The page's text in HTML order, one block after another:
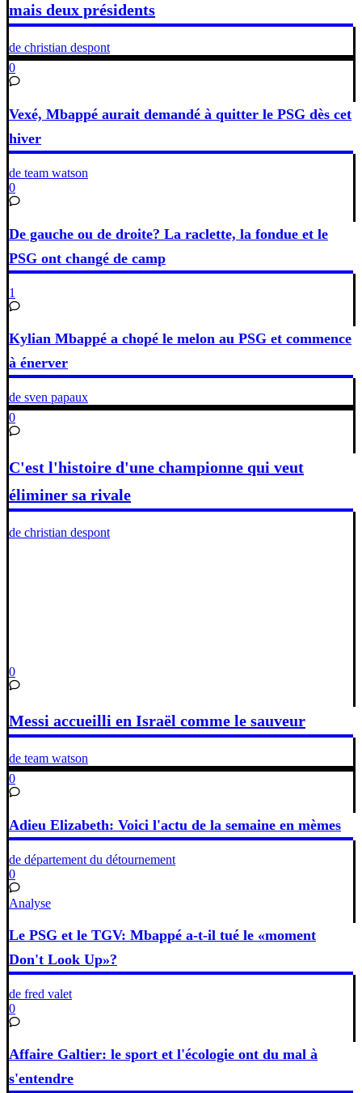
mais deux présidents
de christian despont
0
Vexé, Mbappé aurait demandé à quitter le PSG dès cet
hiver
de team watson
0
De gauche ou de droite? La raclette, la fondue et le
PSG ont changé de camp
1
Kylian Mbappé a chopé le melon au PSG et commence
à énerver
de sven papaux
0
C'est l'histoire d'une championne qui veut
éliminer sa rivale
de christian despont
0
Messi accueilli en Israël comme le sauveur
de team watson
0
Adieu Elizabeth: Voici l'actu de la semaine en mèmes
de département du détournement
0
Analyse
Le PSG et le TGV: Mbappé a-t-il tué le «moment
Don't Look Up»?
de fred valet
0
Affaire Galtier: le sport et l'écologie ont du mal à
s'entendre